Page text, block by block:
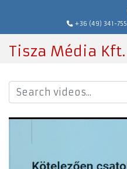
+36 (49) 341-755
Tisza Média Kft.